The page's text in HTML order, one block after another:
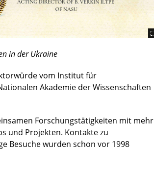
in der Ukraine
vom Institut für
Akademie der Wissenschaften
Forschungstätigkeiten mit mehr
und Projekten. Kontakte zu
Besuche wurden schon vor 1998